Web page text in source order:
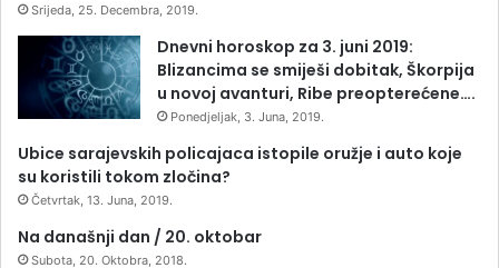
Srijeda, 25. Decembra, 2019.
Dnevni horoskop za 3. juni 2019:
Blizancima se smiješi dobitak, Škorpija
u novoj avanturi, Ribe preopterećene….
Ponedjeljak, 3. Juna, 2019.
Ubice sarajevskih policajaca istopile oružje i auto koje
su koristili tokom zločina?
Četvrtak, 13. Juna, 2019.
Na današnji dan / 20. oktobar
Subota, 20. Oktobra, 2018.